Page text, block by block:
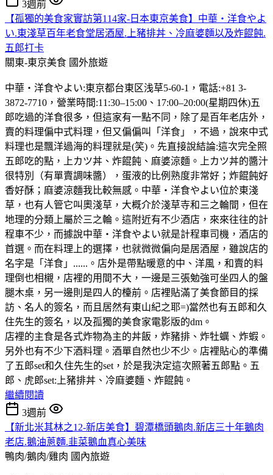
3週前
【孤獨的美食家實訪第114家-日本東京美食】中華・洋食やよ
い.東淺草百年老食堂居酒屋.上豬排丼、冷麻婆麵以及炸餛飩.
五郎打卡
關東-東京美食 國外旅遊
中華・洋食やよい:東京都台東区浅草5-60-1，電話:+81 3-
3872-7710，營業時間:11:30–15:00、17:00–20:00(星期四休)五
郎吃過的洋食很多，但這家有一點不同，除了是百年老店外，
賣的料理偏中式料理，但又偏偏叫「洋食」，不過，說來中式
料理也是飄洋過海的料理就是(笑)。先直接說結論:這次完全照
五郎吃的點，上カツ丼、炸餛飩、麻婆涼麵。上カツ丼的醬汁
很特別（有單賣調味醬），蛋液的比例熟度非常好；炸餛飩好
香好酥；麻婆涼麵我比較無感。中華・洋食やよい位於東淺
草，也有人管它叫奧淺草，大概介於淺草寺和三之輪間，但在
地理的分類上屬於三之輪。這附近有不少酒店，來來往往的計
程車不少，而據說中華・洋食やよい就是計程車司機，酒店的
首選。而在料理上的選擇，也就微微偏向是居酒屋，雖說店的
名字是「洋食」......。店外是帶點暖意的中、洋風，和賣的料
理倒也相櫬，店裡的用間不大，一邊是三張勉強可坐四人的盤
腿木桌，另一邊則是四人的檯前。店裡貼滿了美食節目的採
訪、名人的簽名，而且居然有東山紀之耶=)當然也有五郎和久
住先生的簽名，以及孤獨的美食家電影版的dm。
店裡的主食是各式炸物為主的丼飯，炸豬排、炸牡蠣、炸蝦。
另外也有不少下酒料理。酒單自然也少不少。店裡貼心的準備
了五郎set和久住先生的set，於是我決定這次照著五郎點。五
郎、虎郎set:上豬排丼、冷麻婆麵、炸餛飩。
繼續閱讀
3週前
【新北米其林之12-新店美食】碧潭橋頭鵝肉.新店三十年鵝肉
老店.鵝油蔥麵.韭菜鵝血真心美味
鴨肉/鵝肉/雞肉 國內旅遊